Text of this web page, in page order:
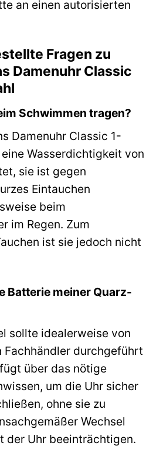
an einen autorisierten
Fragen zu
Damenuhr Classic
Schwimmen tragen?
Damenuhr Classic 1-
Wasserdichtigkeit von
sie ist gegen
Eintauchen
beim
im Regen. Zum
ist sie jedoch nicht
Batterie meiner Quarz-
sollte idealerweise von
Fachhändler durchgeführt
über das nötige
um die Uhr sicher
ohne sie zu
Wechsel
der Uhr beeinträchtigen.